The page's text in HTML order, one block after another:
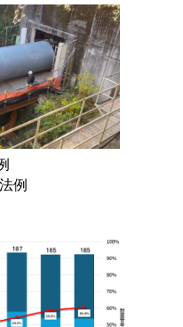
事例
例